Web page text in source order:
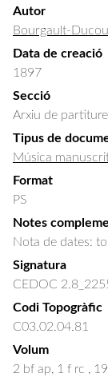
Autor
Bourgault-
Data de creació
1897
Secció
Arxiu de
Tipus de
Música
Format
PS
Notes
Nota de dates:
Signatura
CEDOC
Codi Topogràfic
C03.02.04.81
Volum
2 bf ap, 1 f rc ,